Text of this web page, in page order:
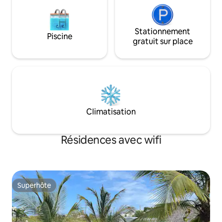
Piscine
Stationnement
gratuit sur place
Climatisation
Résidences avec wifi
Superhôte
Superhôte